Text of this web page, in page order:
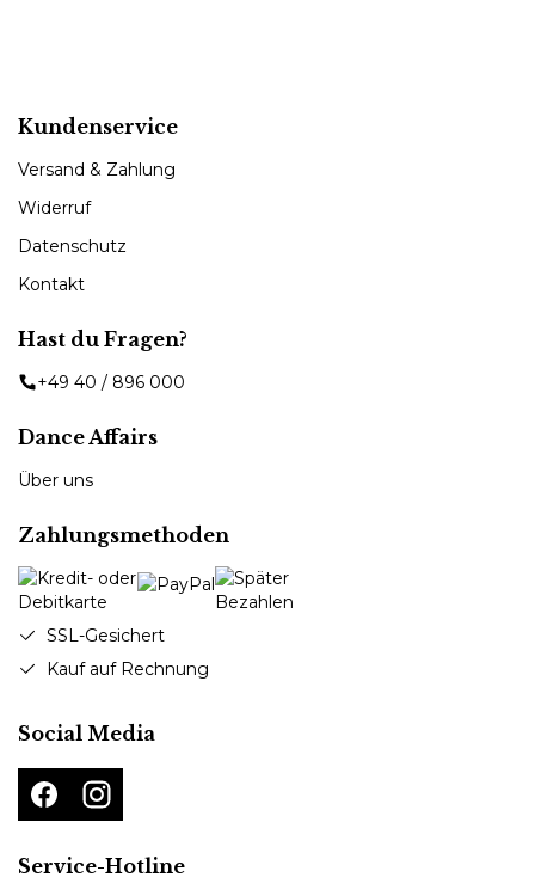
Kundenservice
Versand & Zahlung
Widerruf
Datenschutz
Kontakt
Hast du Fragen?
+49 40 / 896 000
Dance Affairs
Über uns
Zahlungsmethoden
SSL-Gesichert
Kauf auf Rechnung
Social Media
Service-Hotline